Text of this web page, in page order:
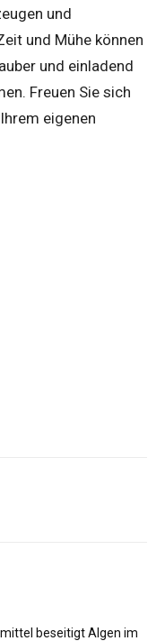
und
und Mühe können
und einladend
Freuen Sie sich
eigenen
beseitigt Algen im